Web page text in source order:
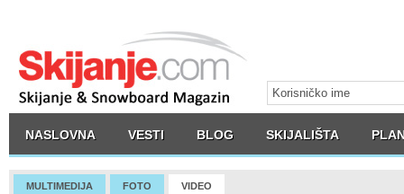
NASLOVNA VESTI BLOG SKIJALIŠTA
MULTIMEDIJA FOTO VIDEO